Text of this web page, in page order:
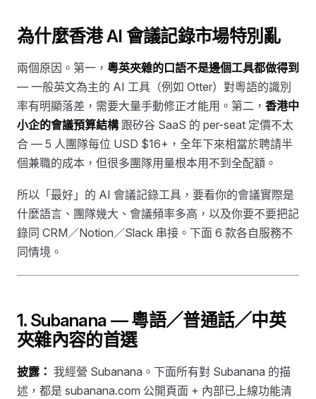
為什麼香港 AI 會議記錄市場特別亂
兩個原因。第一， 粵英夾雜的口語不是邊個工具都做得到
— 一般英文為主的 AI 工具（例如 Otter）對粵語的識別
率有明顯落差，需要大量手動修正才能用。第二， 香港中
小企的會議預算結構跟矽谷 SaaS 的 per-seat 定價不太
合 — 5 人團隊每位 USD $16+，全年下來相當於聘請半
個兼職的成本，但很多團隊用量根本用不到全配額。
所以「最好」的 AI 會議記錄工具，要看你的會議實際是
什麼語言、團隊幾大、會議頻率多高，以及你要不要把記
錄同 CRM／Notion／Slack 串接。下面 6 款各自服務不
同情境。
1. Subanana — 粵語／普通話／中英
夾雜內容的首選
披露： 我經營 Subanana。下面所有對 Subanana 的描
述，都是 subanana.com 公開頁面 + 內部已上線功能清